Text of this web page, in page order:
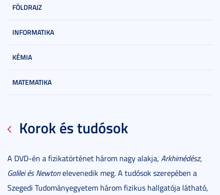
FÖLDRAJZ
INFORMATIKA
KÉMIA
MATEMATIKA
Korok és tudósok
A DVD-én a fizikatörténet három nagy alakja, Arkhimédész,
Galilei és Newtonelevenedik meg. A tudósok szerepében a
Szegedi Tudományegyetem három fizikus hallgatója látható,